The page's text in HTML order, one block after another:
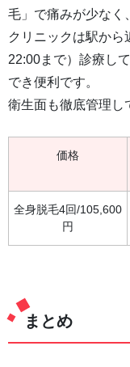
毛」で痛みが少なく
クリニックは駅から
22:00まで）診療し
でき便利です。
衛生面も徹底管理し
価格
全身脱毛4回/105,600
円
まとめ